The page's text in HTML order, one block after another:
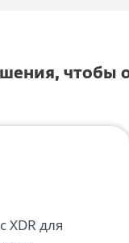
чтобы
XDR для